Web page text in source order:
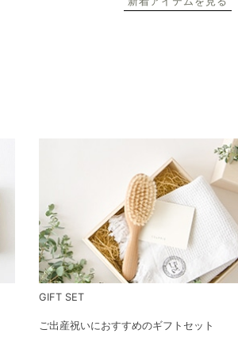
GIFT SET
ご出産祝いにおすすめのギフトセット